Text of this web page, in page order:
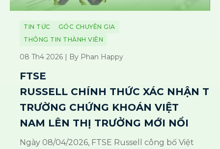
TIN TỨC
GÓC CHUYÊN GIA
THÔNG TIN THÀNH VIÊN
08 Th4 2026 | By Phan Happy
FTSE
RUSSELL CHÍNH THỨC XÁC NHẬN
TRƯỜNG CHỨNG KHOÁN VIỆT
NAM LÊN THỊ TRƯỞNG MỚI NỔI
Ngày 08/04/2026, FTSE Russell công bố Việt